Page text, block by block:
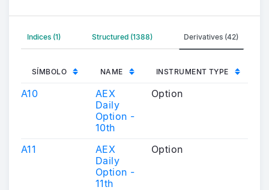
Indices (1) Structured (1388) Derivatives (42)
SÍMBOLO NAME INSTRUMENT TYPE
A10
AEX
Daily
Option -
10th
Option
A11
AEX
Daily
Option -
11th
Option